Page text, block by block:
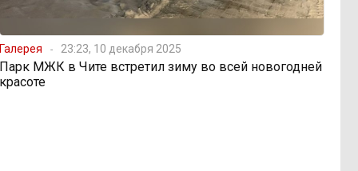
Галерея 23:23, 10 декабря 2025
Парк МЖК в Чите встретил зиму во всей новогодней
красоте